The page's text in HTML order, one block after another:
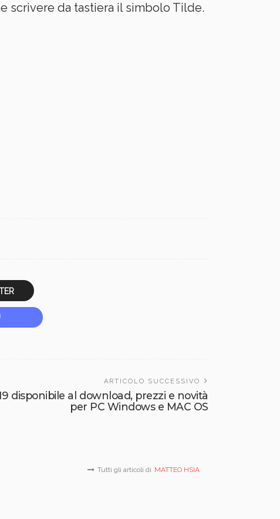
scrivere da tastiera il simbolo Tilde.
ARTICOLO SUCCESSIVO
disponibile al download, prezzi e novità
per PC Windows e MAC OS
Tutti gli articoli di MATTEO HSIA